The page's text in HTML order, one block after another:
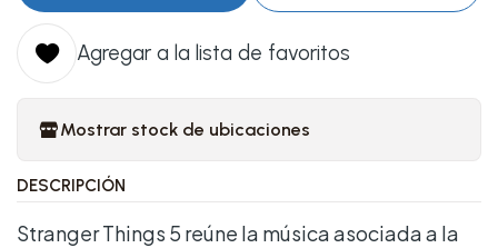
Agregar a la lista de favoritos
Mostrar stock de ubicaciones
DESCRIPCIÓN
Stranger Things 5 reúne la música asociada a la